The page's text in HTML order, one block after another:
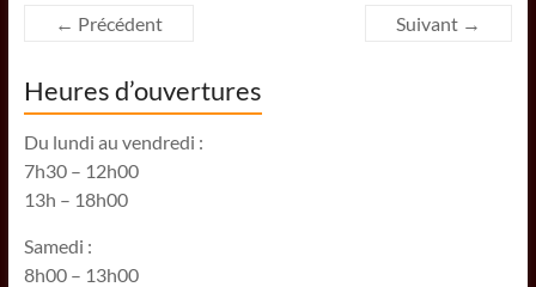
← Précédent Suivant →
Heures d’ouvertures
Du lundi au vendredi :
7h30 – 12h00
13h – 18h00
Samedi :
8h00 – 13h00